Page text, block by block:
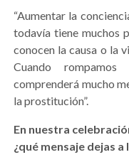
“Aumentar la
todavía tiene muchos
conocen la causa o la
Cuando
comprenderá mucho
la prostitución”.
En nuestra
¿qué mensaje dejas a